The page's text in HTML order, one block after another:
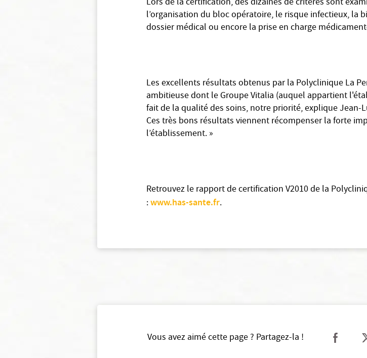
Lors de la certification, des dizaines de critères sont
l’organisation du bloc opératoire, le risque infectieux, la
dossier médical ou encore la prise en charge
Les excellents résultats obtenus par la Polyclinique La
ambitieuse dont le Groupe Vitalia (auquel appartient
fait de la qualité des soins, notre priorité, explique Jean-
Ces très bons résultats viennent récompenser la forte
l’établissement. »
Retrouvez le rapport de certification V2010 de la
:www.has-sante.fr.
Vous avez aimé cette page ? Partagez-la !